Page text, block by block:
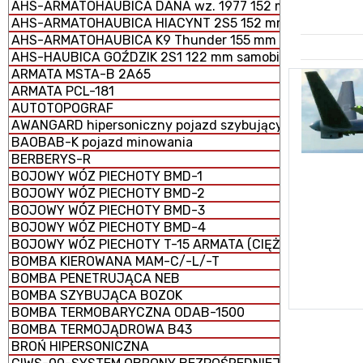
AHS-ARMATOHAUBICA DANA wz. 1977 152 mm
AHS-ARMATOHAUBICA HIACYNT 2S5 152 mm samobieżna
AHS-ARMATOHAUBICA K9 Thunder 155 mm samobieżna
AHS-HAUBICA GOŹDZIK 2S1 122 mm samobieżna
ARMATA MSTA-B 2A65
ARMATA PCL-181
AUTOTOPOGRAF
AWANGARD hipersoniczny pojazd szybujący
BAOBAB-K pojazd minowania
BERBERYS-R
BOJOWY WÓZ PIECHOTY BMD-1
BOJOWY WÓZ PIECHOTY BMD-2
BOJOWY WÓZ PIECHOTY BMD-3
BOJOWY WÓZ PIECHOTY BMD-4
BOJOWY WÓZ PIECHOTY T-15 ARMATA (CIĘŻKI)
BOMBA KIEROWANA MAM-C/-L/-T
BOMBA PENETRUJĄCA NEB
BOMBA SZYBUJĄCA BOZOK
BOMBA TERMOBARYCZNA ODAB-1500
BOMBA TERMOJĄDROWA B43
BROŃ HIPERSONICZNA